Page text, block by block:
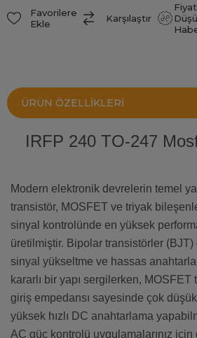
Favorilere
Ekle
Karşılaştır
Fiyat
ÜRÜN ÖZELLIKLERI
IRFP 240 TO-247
Modern elektronik devrelerin temel
transistör, MOSFET ve triyak
sinyal kontrolünde en yüksek
üretilmiştir. Bipolar transistörler
sinyal yükseltme ve hassas
kararlı bir yapı sergilerken,
giriş empedansı sayesinde çok
yüksek hızlı DC anahtarlama
AC güç kontrolü uygulamalarınız